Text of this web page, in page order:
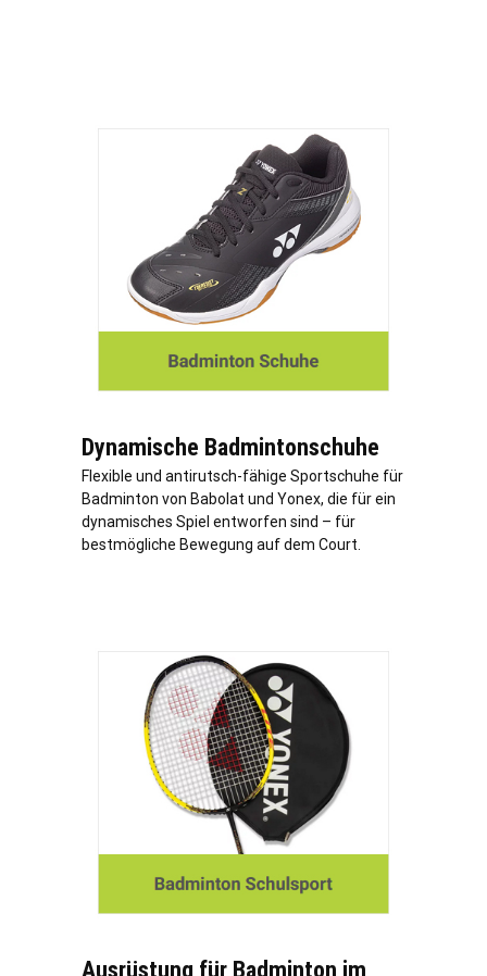
Dynamische Badmintonschuhe
Flexible und antirutsch-fähige Sportschuhe für
Badminton von Babolat und Yonex, die für ein
dynamisches Spiel entworfen sind – für
bestmögliche Bewegung auf dem Court.
Ausrüstung für Badminton im